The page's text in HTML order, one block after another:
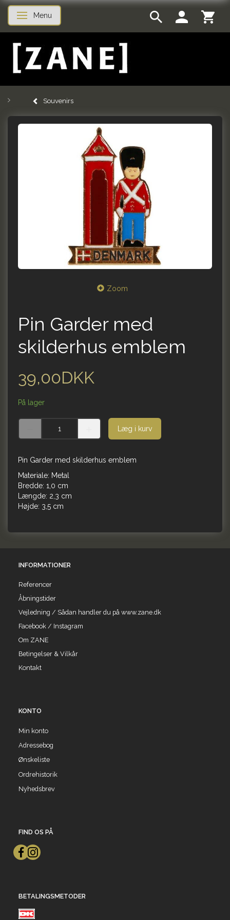
Skifte navigation
Menu
Souvenirs
Zoom
Pin Garder med
skilderhus emblem
39,00DKK
På lager
Læg i kurv
Pin Garder med skilderhus emblem
Materiale: Metal
Bredde: 1,0 cm
Længde: 2,3 cm
Højde: 3,5 cm
INFORMATIONER
Referencer
Åbningstider
Vejledning / Sådan handler du på www.zane.dk
Facebook / Instagram
Om ZANE
Betingelser & Vilkår
Kontakt
KONTO
Min konto
Adressebog
Ønskeliste
Ordrehistorik
Nyhedsbrev
FIND OS PÅ
BETALINGSMETODER